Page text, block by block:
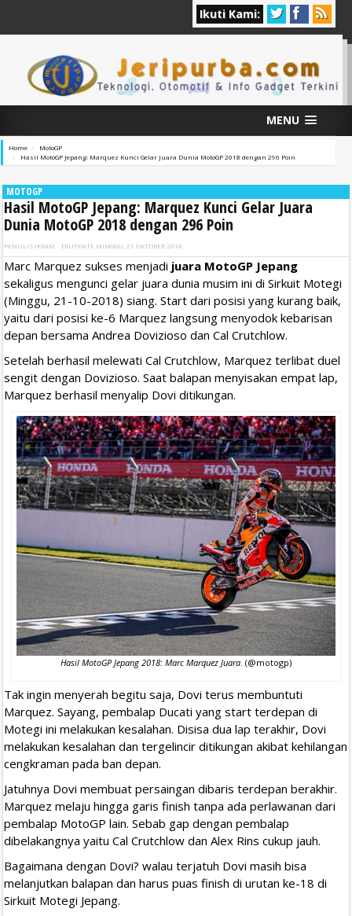
Ikuti Kami:
MENU
Home
MotoGP
Hasil MotoGP Jepang: Marquez Kunci Gelar Juara Dunia MotoGP 2018 dengan 296 Poin
MOTOGP
Hasil MotoGP Jepang: Marquez Kunci Gelar Juara
Dunia MotoGP 2018 dengan 296 Poin
PENULIS IKRAM DIUPDATE MINGGU, 21 OKTOBER 2018
Marc Marquez sukses menjadi juara MotoGP Jepang
sekaligus mengunci gelar juara dunia musim ini di Sirkuit Motegi
(Minggu, 21-10-2018) siang. Start dari posisi yang kurang baik,
yaitu dari posisi ke-6 Marquez langsung menyodok kebarisan
depan bersama Andrea Dovizioso dan Cal Crutchlow.
Setelah berhasil melewati Cal Crutchlow, Marquez terlibat duel
sengit dengan Dovizioso. Saat balapan menyisakan empat lap,
Marquez berhasil menyalip Dovi ditikungan.
Hasil MotoGP Jepang 2018: Marc Marquez Juara . (@motogp)
Tak ingin menyerah begitu saja, Dovi terus membuntuti
Marquez. Sayang, pembalap Ducati yang start terdepan di
Motegi ini melakukan kesalahan. Disisa dua lap terakhir, Dovi
melakukan kesalahan dan tergelincir ditikungan akibat kehilangan
cengkraman pada ban depan.
Jatuhnya Dovi membuat persaingan dibaris terdepan berakhir.
Marquez melaju hingga garis finish tanpa ada perlawanan dari
pembalap MotoGP lain. Sebab gap dengan pembalap
dibelakangnya yaitu Cal Crutchlow dan Alex Rins cukup jauh.
Bagaimana dengan Dovi? walau terjatuh Dovi masih bisa
melanjutkan balapan dan harus puas finish di urutan ke-18 di
Sirkuit Motegi Jepang.